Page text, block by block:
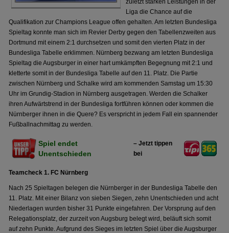
zuletzt starken Leistungen in der
Liga die Chance auf die
Qualifikation zur Champions League offen gehalten. Am letzten Bundesliga
Spieltag konnte man sich im Revier Derby gegen den Tabellenzweiten aus
Dortmund mit einem 2:1 durchsetzen und somit den vierten Platz in der
Bundesliga Tabelle erklimmen. Nürnberg bezwang am letzten Bundesliga
Spieltag die Augsburger in einer hart umkämpften Begegnung mit 2:1 und
kletterte somit in der Bundesliga Tabelle auf den 11. Platz. Die Partie
zwischen Nürnberg und Schalke wird am kommenden Samstag um 15:30
Uhr im Grundig-Stadion in Nürnberg ausgetragen. Werden die Schalker
ihren Aufwärtstrend in der Bundesliga fortführen können oder kommen die
Nürnberger ihnen in die Quere? Es verspricht in jedem Fall ein spannender
Fußballnachmittag zu werden.
Spiel endet
Unentschieden
– Jetzt tippen
bei
Teamcheck 1. FC Nürnberg
Nach 25 Spieltagen belegen die Nürnberger in der Bundesliga Tabelle den
11. Platz. Mit einer Bilanz von sieben Siegen, zehn Unentschieden und acht
Niederlagen wurden bisher 31 Punkte eingefahren. Der Vorsprung auf den
Relegationsplatz, der zurzeit von Augsburg belegt wird, beläuft sich somit
auf zehn Punkte. Aufgrund des Sieges im letzten Spiel über die Augsburger